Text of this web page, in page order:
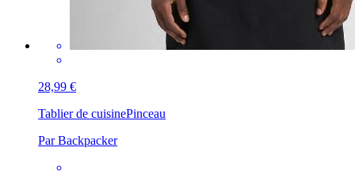
28,99 €
Tablier de cuisinePinceau
Par Backpacker